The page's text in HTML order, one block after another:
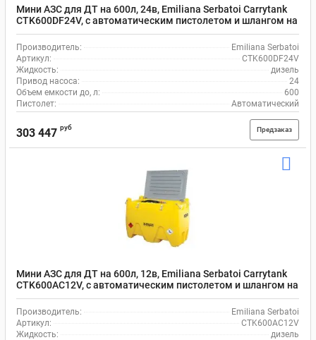
Мини АЗС для ДТ на 600л, 24в, Emiliana Serbatoi Carrytank
CTK600DF24V, с автоматическим пистолетом и шлангом на
4 м
Производитель:
Emiliana Serbatoi
Артикул:
CTK600DF24V
Жидкость:
дизель
Привод насоса:
24
Объем емкости до, л:
600
Пистолет:
Автоматический
303 447 руб Предзаказ
Мини АЗС для ДТ на 600л, 12в, Emiliana Serbatoi Carrytank
CTK600AC12V, с автоматическим пистолетом и шлангом на
4 м
Производитель:
Emiliana Serbatoi
Артикул:
CTK600AC12V
Жидкость:
дизель